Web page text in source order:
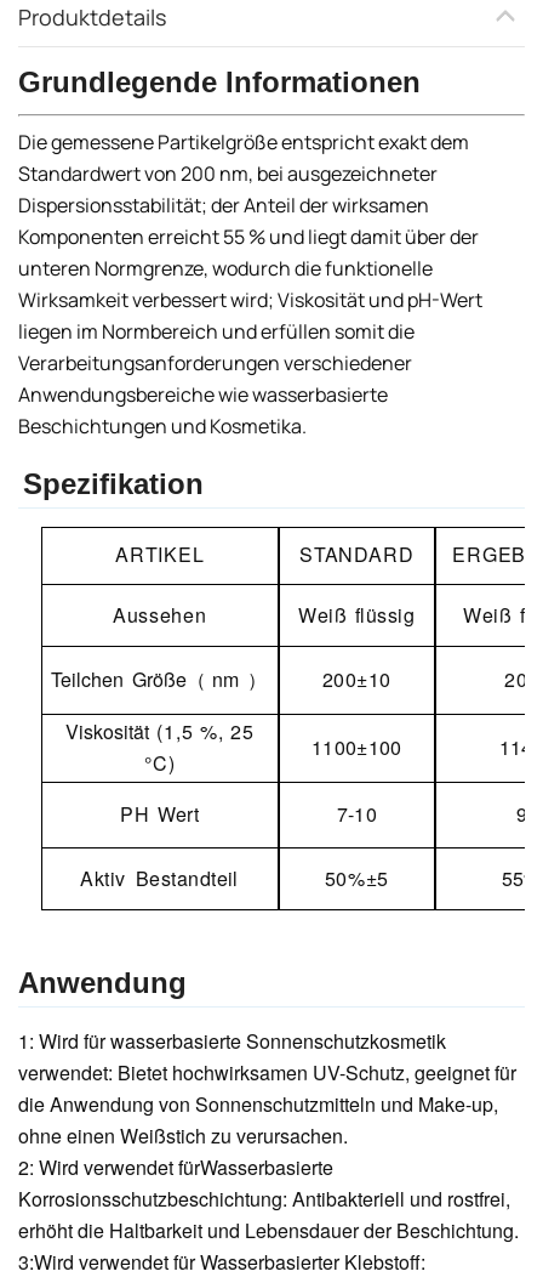
Produktdetails
Grundlegende Informationen
Die gemessene Partikelgröße entspricht exakt dem
Standardwert von 200 nm, bei ausgezeichneter
Dispersionsstabilität; der Anteil der wirksamen
Komponenten erreicht 55 % und liegt damit über der
unteren Normgrenze, wodurch die funktionelle
Wirksamkeit verbessert wird; Viskosität und pH-Wert
liegen im Normbereich und erfüllen somit die
Verarbeitungsanforderungen verschiedener
Anwendungsbereiche wie wasserbasierte
Beschichtungen und Kosmetika.
Spezifikation
ARTIKEL STANDARD
Aussehen Weiß flüssig Weiß
Teilchen Größe （ nm ） 200±10
200
Viskosität (1,5 %, 25
°C)
1100±100 1140
PH Wert 7-10 9
Aktiv Bestandteil 50%±5 55%
Anwendung
1: Wird für wasserbasierte Sonnenschutzkosmetik
verwendet: Bietet hochwirksamen UV-Schutz, geeignet für
die Anwendung von Sonnenschutzmitteln und Make-up,
ohne einen Weißstich zu verursachen.
2: Wird verwendet fürWasserbasierte
Korrosionsschutzbeschichtung: Antibakteriell und rostfrei,
erhöht die Haltbarkeit und Lebensdauer der Beschichtung.
3:Wird verwendet fürWasserbasierter Klebstoff: